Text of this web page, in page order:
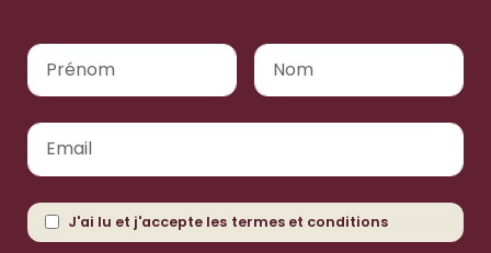
J'ai lu et j'accepte les termes et conditions